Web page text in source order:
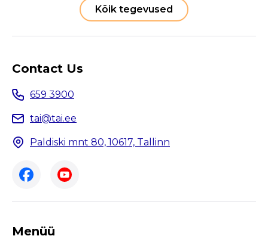
Kõik tegevused
Contact Us
659 3900
tai@tai.ee
Paldiski mnt 80, 10617, Tallinn
Menüü